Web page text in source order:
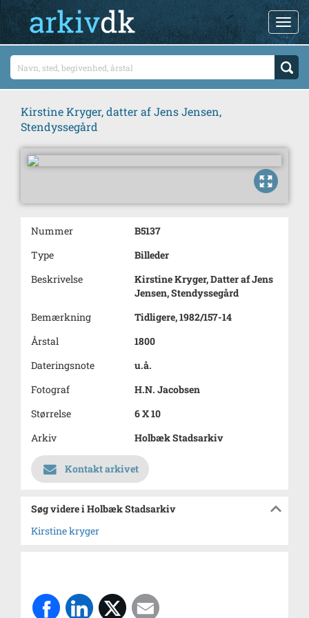
Kirstine Kryger, datter af Jens Jensen,
Stendyssegård
Nummer
B5137
Type
Billeder
Beskrivelse
Kirstine Kryger, Datter af Jens
Jensen, Stendyssegård
Bemærkning
Tidligere, 1982/157-14
Årstal
1800
Dateringsnote
u.å.
Fotograf
H.N. Jacobsen
Størrelse
6 X 10
Arkiv
Holbæk Stadsarkiv
Kontakt arkivet
Søg videre i Holbæk Stadsarkiv
Kirstine kryger